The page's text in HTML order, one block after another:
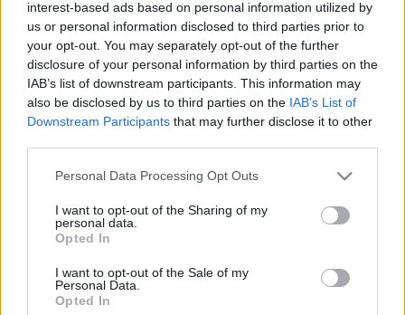
interest-based ads based on personal information utilized by
us or personal information disclosed to third parties prior to
your opt-out. You may separately opt-out of the further
disclosure of your personal information by third parties on the
IAB’s list of downstream participants. This information may
also be disclosed by us to third parties on the IAB’s List of
Downstream Participants that may further disclose it to other
Please note that this website/app uses one or more Google
not limited to your visit or usage behaviour. You may click to
grant or deny consent to Google and its third-party tags to
use your data for below specified purposes in below Google
consent section.
Personal Data Processing Opt Outs
I want to opt-out of the Sharing of my
personal data.
Opted In
I want to opt-out of the Sale of my
Personal Data.
Opted In
kisiskolásoknak szánja.
Az Autonóm Körzet északi kis létszámú őshonos népeivel foglalkozó
részlege kiadta a híres nyenyec énekesnő, Tatjana Lar «Сейхад
нгэда сё» 'Szívből jövő dalok' című
CD-jét. Tatjana Lar emellett a
nemzetek kultúrájának körzeti központjában vezető módszertani
A jamali kormányzat sajtótájékoztatóján elmondottak szerint a
Nyenyec Autonóm Körzet északi kis létszámú őshonos népeinek
kultúrája, nyelve, hagyományos életmódja") szánt keretből
Север» 'Vörös észak" könyvkiadó jelentette meg.